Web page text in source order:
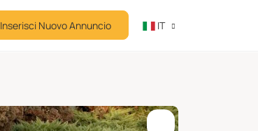
Inserisci Nuovo Annuncio IT